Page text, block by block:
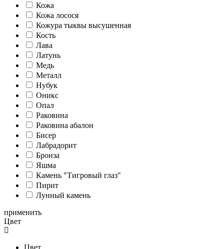
Кожа
Кожа лосося
Кожура тыквы высушенная
Кость
Лава
Латунь
Медь
Металл
Нубук
Оникс
Опал
Раковина
Раковина абалон
Бисер
Лабрадорит
Бронза
Яшма
Камень "Тигровый глаз"
Пирит
Лунный камень
применить
Цвет
Цвет